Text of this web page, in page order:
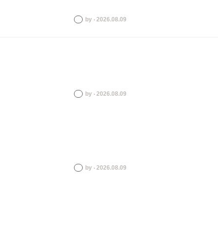
by ‧ 2026.08.09
by ‧ 2026.08.09
by ‧ 2026.08.09